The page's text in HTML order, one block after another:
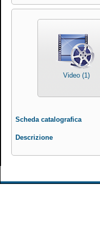
Video (1)
Scheda catalografica
Descrizione